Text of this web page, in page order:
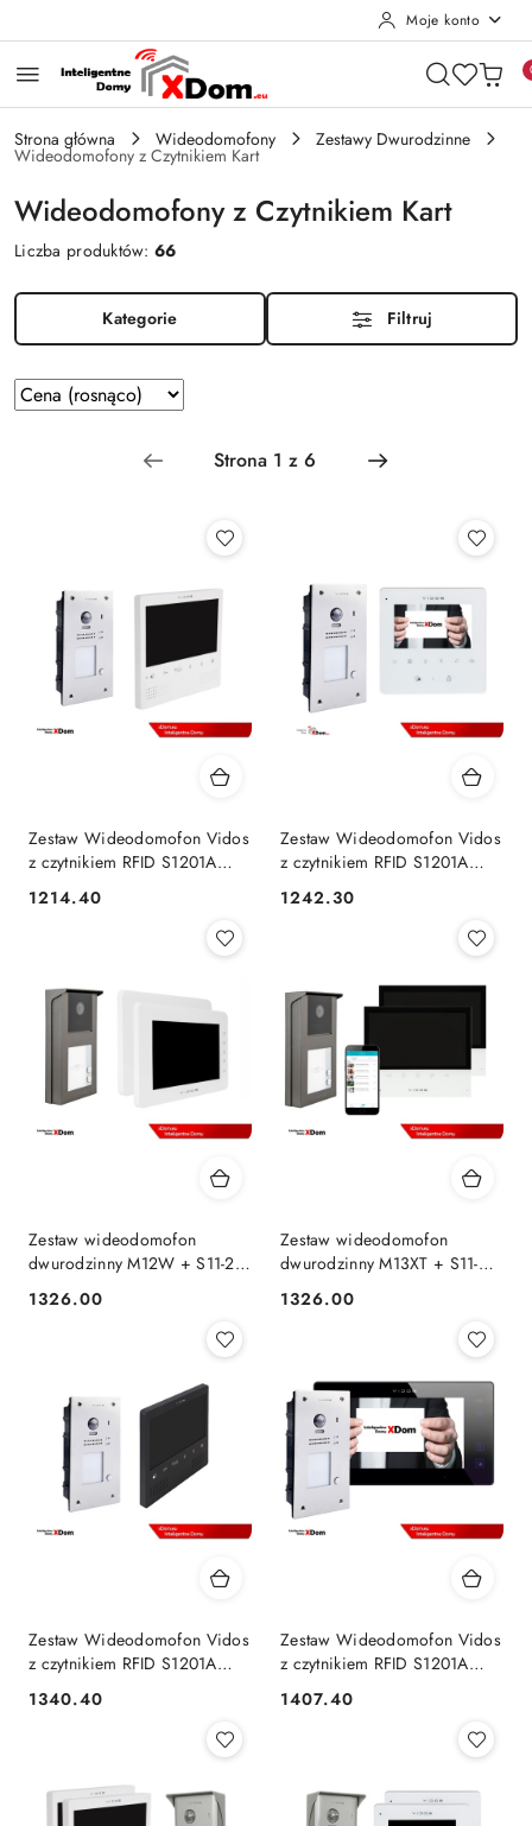
Moje konto
Strona główna Wideodomofony Zestawy Dwurodzinne
Wideodomofony z Czytnikiem Kart
Wideodomofony z Czytnikiem Kart
Liczba produktów:66
Kategorie Filtruj
Zastosowano
sortowanie:
Sortuj
według
Zestaw Wideodomofon Vidos
z czytnikiem RFID S1201A
monitor M1023W2
Cena:
1214.40
Zestaw Wideodomofon Vidos
z czytnikiem RFID S1201A
monitor M1022W2
Cena:
1242.30
Zestaw wideodomofon
dwurodzinny M12W + S11-2
Cena:
1326.00
Zestaw wideodomofon
dwurodzinny M13XT + S11-2
Cena:
1326.00
Zestaw Wideodomofon Vidos
z czytnikiem RFID S1201A
monitor M1023B2
Cena:
1340.40
Zestaw Wideodomofon Vidos
z czytnikiem RFID S1201A
monitor M1021B2
Cena:
1407.40